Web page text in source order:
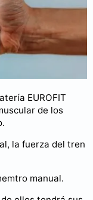
EUROFIT
de los
la fuerza del tren
manual.